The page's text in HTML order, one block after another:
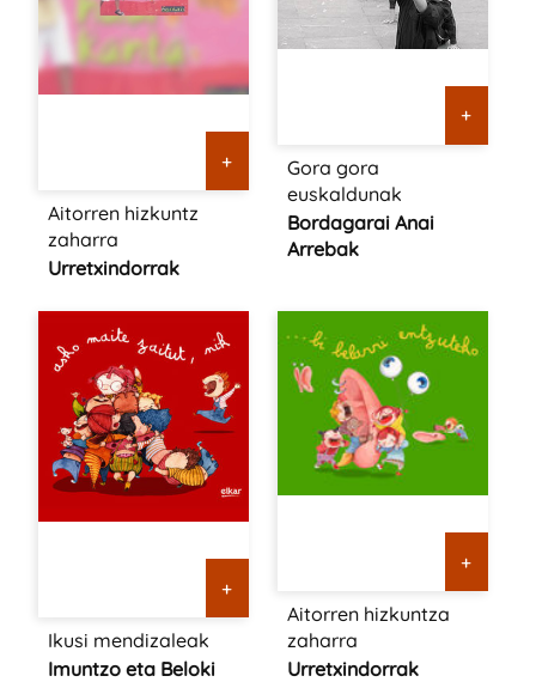
+
Aitorren hizkuntz
zaharra
Urretxindorrak
+
Gora gora
euskaldunak
Bordagarai Anai
Arrebak
+
Ikusi mendizaleak
Imuntzo eta Beloki
+
Aitorren hizkuntza
zaharra
Urretxindorrak